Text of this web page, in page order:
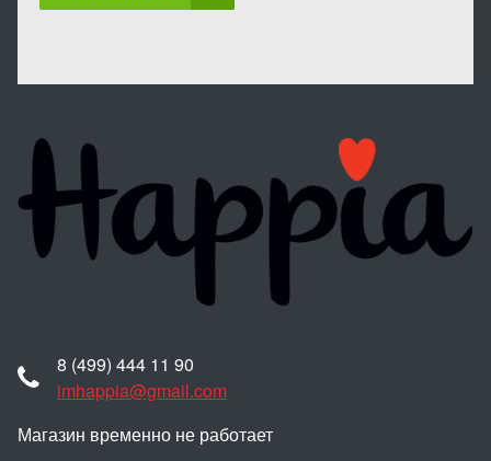
8 (499) 444 11 90
imhappia@gmail.com
Магазин временно не работает